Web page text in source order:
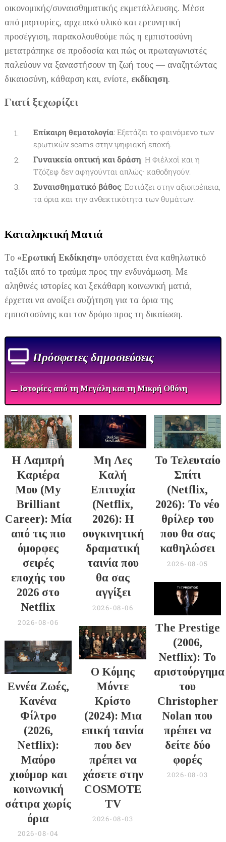
οικονομικής/συναισθηματικής εκμετάλλευσης. Μέσα
από μαρτυρίες, αρχειακό υλικό και ερευνητική
προσέγγιση, παρακολουθούμε πώς η εμπιστοσύνη
μετατράπηκε σε προδοσία και πώς οι πρωταγωνιστές
παλεύουν να ξαναστήσουν τη ζωή τους — αναζητώντας
δικαιοσύνη, κάθαρση και, ενίοτε, εκδίκηση.
Γιατί ξεχωρίζει
Επίκαιρη θεματολογία: Εξετάζει το φαινόμενο των
ερωτικών scams στην ψηφιακή εποχή.
Γυναικεία οπτική και δράση: Η Φιέλχοϊ και η
Τζόζεφ δεν αφηγούνται απλώς· καθοδηγούν.
Συναισθηματικό βάθος: Εστιάζει στην αξιοπρέπεια,
τα όρια και την ανθεκτικότητα των θυμάτων.
Καταληκτική Ματιά
Το «Ερωτική Εκδίκηση» υπόσχεται ένα καθηλωτικό
ταξίδι από το τραύμα προς την ενδυνάμωση. Με
αληθινές ιστορίες και ξεκάθαρη κοινωνική ματιά,
έρχεται να ανοίξει συζήτηση για τα όρια της
εμπιστοσύνης και τον δρόμο προς τη δικαίωση.
Πρόσφατες δημοσιεύσεις
⚊ Ιστορίες από τη Μεγάλη και τη Μικρή Οθόνη
Η Λαμπρή
Καριέρα
Μου (My
Brilliant
Career): Μία
από τις πιο
όμορφες
σειρές
εποχής του
2026 στο
Netflix
2026-08-06
Μη Λες
Καλή
Επιτυχία
(Netflix,
2026): Η
συγκινητική
δραματική
ταινία που
θα σας
αγγίξει
2026-08-06
Το Τελευταίο
Σπίτι
(Netflix,
2026): Το νέο
θρίλερ του
που θα σας
καθηλώσει
2026-08-05
Εννέα Ζωές,
Κανένα
Φίλτρο
(2026,
Netflix):
Μαύρο
χιούμορ και
κοινωνική
σάτιρα χωρίς
όρια
2026-08-04
Ο Κόμης
Μόντε
Κρίστο
(2024): Μια
επική ταινία
που δεν
πρέπει να
χάσετε στην
COSMOTE
TV
2026-08-03
The Prestige
(2006,
Netflix): Το
αριστούργημα
του
Christopher
Nolan που
πρέπει να
δείτε δύο
φορές
2026-08-03